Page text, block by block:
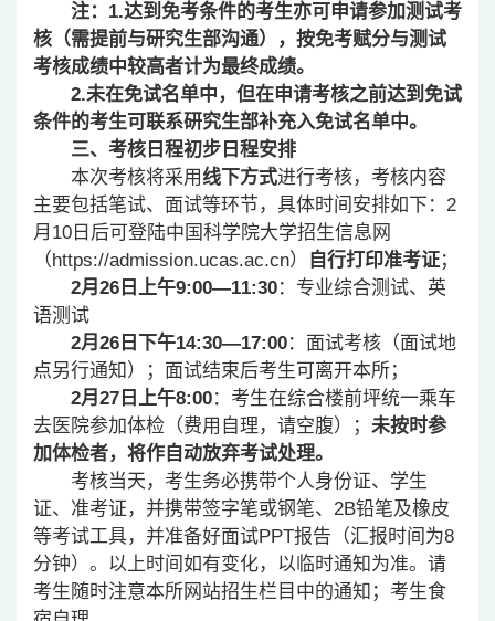
注：1.达到免考条件的考生亦可申请参加测试考
核（需提前与研究生部沟通），按免考赋分与测试
考核成绩中较高者计为最终成绩。
2.未在免试名单中，但在申请考核之前达到免试
条件的考生可联系研究生部补充入免试名单中。
三、考核日程初步日程安排
本次考核将采用线下方式进行考核，考核内容
主要包括笔试、面试等环节，具体时间安排如下：2
月10日后可登陆中国科学院大学招生信息网
（https://admission.ucas.ac.cn）
自行打印准考证；
2月26日上午9:00—11:30：专业综合测试、英
语测试
2月26日下午14:30—17:00：面试考核（面试地
点另行通知）；面试结束后考生可离开本所；
2月27日上午8:00：考生在综合楼前坪统一乘车
去医院参加体检（费用自理，请空腹）； 未按时参
加体检者，将作自动放弃考试处理。
考核当天，考生务必携带个人身份证、学生
证、准考证，并携带签字笔或钢笔、2B铅笔及橡皮
等考试工具，并准备好面试PPT报告（汇报时间为8
分钟）。以上时间如有变化，以临时通知为准。请
考生随时注意本所网站招生栏目中的通知；考生食